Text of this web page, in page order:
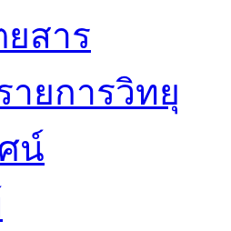
สาร
ายการวิทยุ
น์